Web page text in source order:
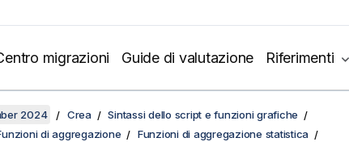
migrazioni Guide di valutazione Riferimenti
2024 Crea
Sintassi dello script e funzioni grafiche
di aggregazione Funzioni di aggregazione statistica